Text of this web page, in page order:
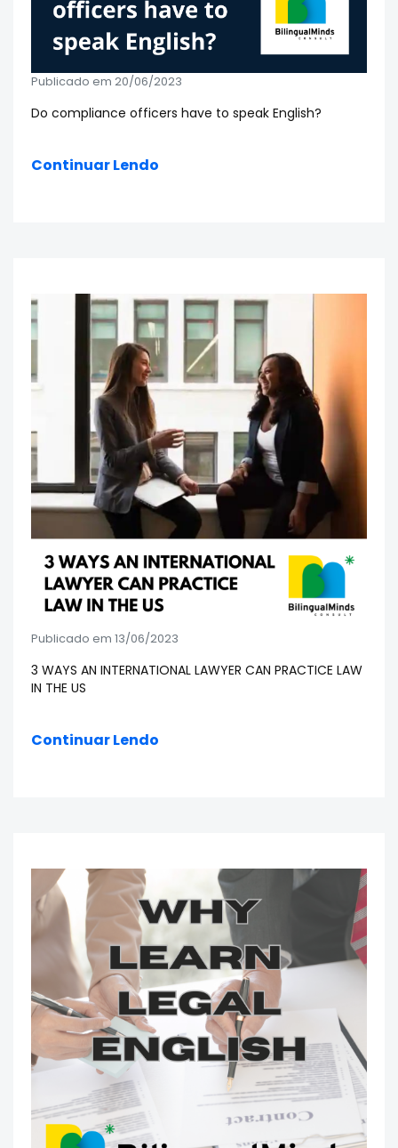
Publicado em 20/06/2023
Do compliance officers have to speak English?
Continuar Lendo
Publicado em 13/06/2023
3 WAYS AN INTERNATIONAL LAWYER CAN PRACTICE LAW
IN THE US
Continuar Lendo